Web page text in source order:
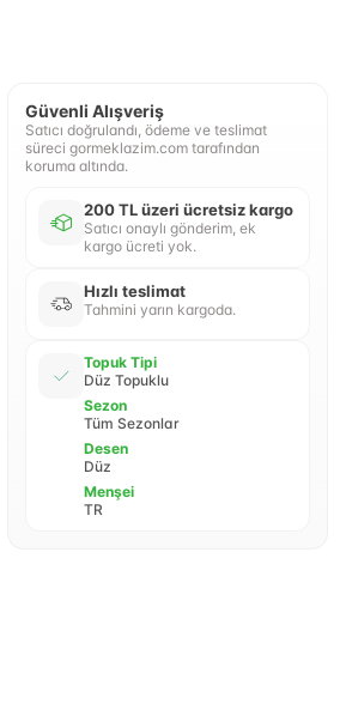
Güvenli Alışveriş
Satıcı doğrulandı, ödeme ve teslimat
süreci gormeklazim.com tarafından
koruma altında.
200 TL üzeri ücretsiz kargo
Satıcı onaylı gönderim, ek
kargo ücreti yok.
Hızlı teslimat
Tahmini yarın kargoda.
Topuk Tipi
Düz Topuklu
Sezon
Tüm Sezonlar
Desen
Düz
Menşei
TR